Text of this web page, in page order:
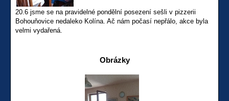
20.6 jsme se na pravidelné pondělní posezení sešli v pizzerii
Bohouňovice nedaleko Kolína. Ač nám počasí nepřálo, akce byla
velmi vydařená.
Obrázky